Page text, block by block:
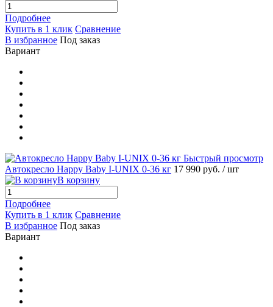
Подробнее
Купить в 1 клик Сравнение
В избранное Под заказ
Вариант
Быстрый просмотр
Автокресло Happy Baby I-UNIX 0-36 кг 17 990 руб. / шт
В корзину
Подробнее
Купить в 1 клик Сравнение
В избранное Под заказ
Вариант